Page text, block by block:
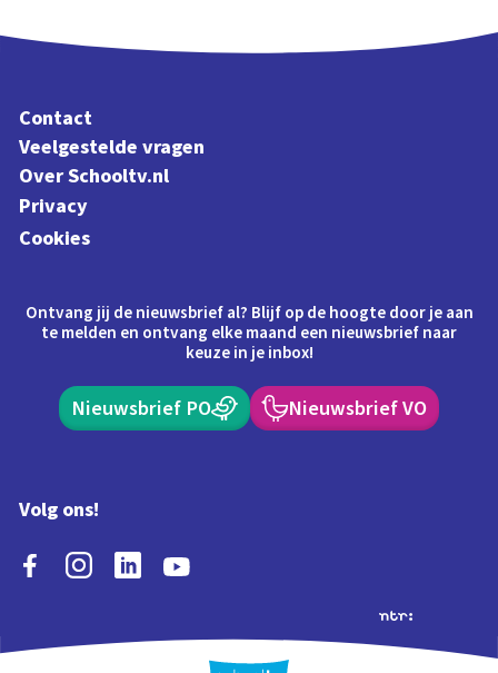
Contact
Veelgestelde vragen
Over Schooltv.nl
Privacy
Cookies
Ontvang jij de nieuwsbrief al? Blijf op de hoogte door je aan
te melden en ontvang elke maand een nieuwsbrief naar
keuze in je inbox!
Nieuwsbrief PO Nieuwsbrief VO
Volg ons!